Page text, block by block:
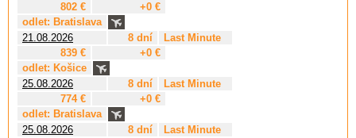
802 €
+0 €
odlet: Bratislava
21.08.2026
8 dní
Last Minute
839 €
+0 €
odlet: Košice
25.08.2026
8 dní
Last Minute
774 €
+0 €
odlet: Bratislava
25.08.2026
8 dní
Last Minute